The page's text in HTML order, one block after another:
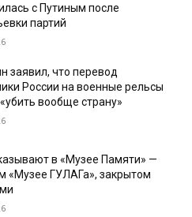
с Путиным после
партий
заявил, что перевод
России на военные рельсы
вообще страну»
в «Музее Памяти» —
«Музее ГУЛАГа», закрытом